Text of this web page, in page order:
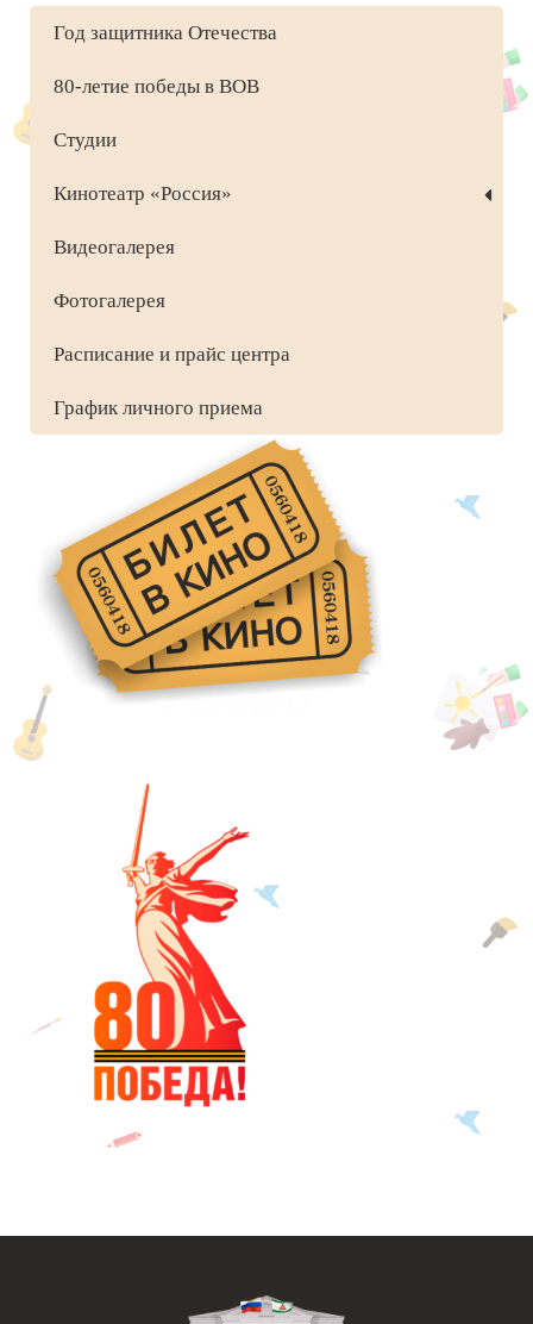
Год защитника Отечества
80-летие победы в ВОВ
Студии
Кинотеатр «Россия»
Видеогалерея
Фотогалерея
Расписание и прайс центра
График личного приема